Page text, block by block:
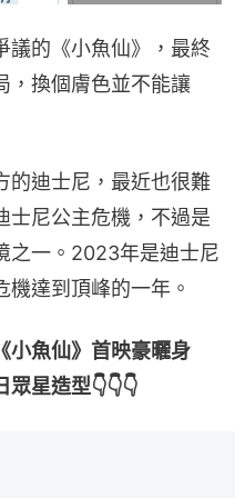
議的《小魚仙》，最終
，換個膚色並不能讓
的迪士尼，最近也很難
士尼公主危機，不過是
之一。2023年是迪士尼
達到頂峰的一年。
小魚仙》首映豪曬身
星造型👇👇👇